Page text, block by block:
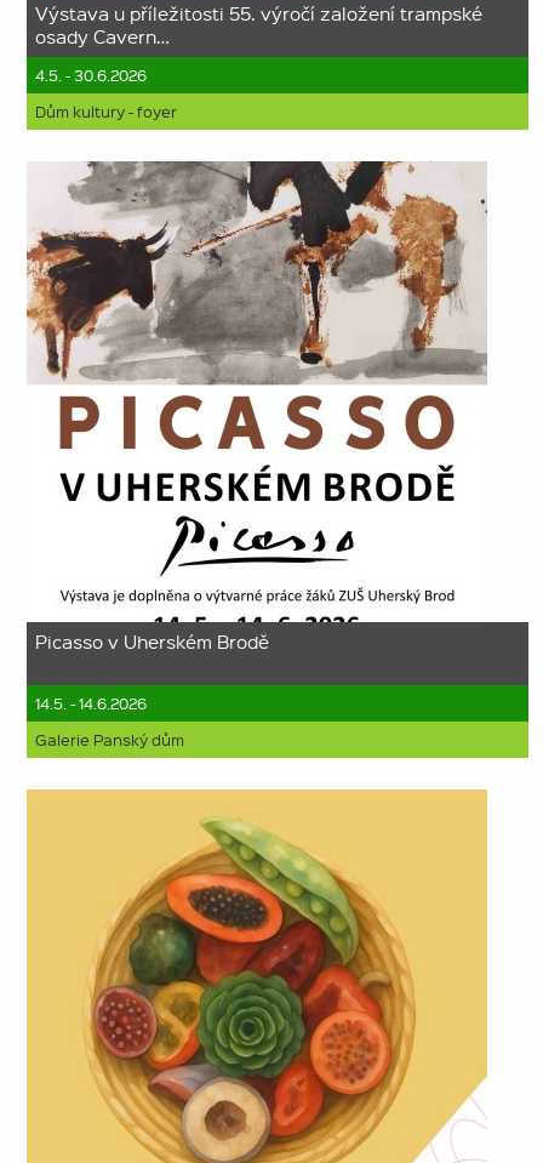
Výstava u příležitosti 55. výročí založení trampské
osady Cavern…
4.5. - 30.6.2026
Dům kultury - foyer
Picasso v Uherském Brodě
14.5. - 14.6.2026
Galerie Panský dům